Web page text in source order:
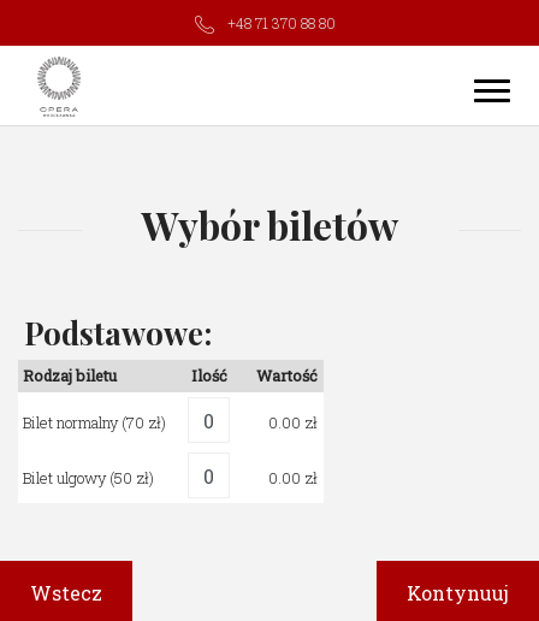
+48 71 370 88 80
Wybór biletów
Podstawowe:
Rodzaj biletu Ilość Wartość
Bilet normalny (70 zł) 0.00
Bilet ulgowy (50 zł) 0.00